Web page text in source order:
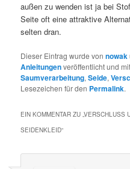
außen zu wenden ist ja bei
Seite oft eine attraktive
selten dran.
Dieser Eintrag wurde vonnowak
Anleitungenveröffentlicht und mit
Saumverarbeitung,Seide,
Lesezeichen für den Permalink.
EIN KOMMENTAR ZU „VERSCHLUSS
EIDENKLEID “